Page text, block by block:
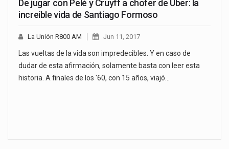
De jugar con Pelé y Cruyff a chofer de Uber: la
increíble vida de Santiago Formoso
La Unión R800 AM Jun 11, 2017
Las vueltas de la vida son impredecibles. Y en caso de
dudar de esta afirmación, solamente basta con leer esta
historia. A finales de los '60, con 15 años, viajó…